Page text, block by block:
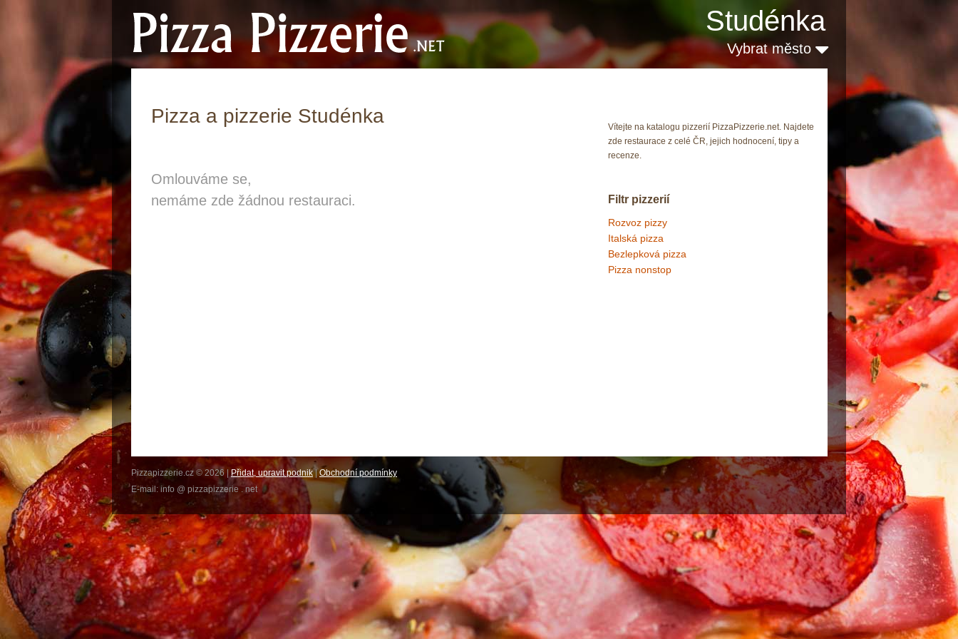
Studénka
Vybrat město
Vítejte na katalogu pizzerií PizzaPizzerie.net. Najdete
zde restaurace z celé ČR, jejich hodnocení, tipy a
recenze.
Filtr pizzerií
Rozvoz pizzy
Italská pizza
Bezlepková pizza
Pizza nonstop
Pizza a pizzerie Studénka
Omlouváme se,
nemáme zde žádnou restauraci.
Pizzapizzerie.cz © 2026 | Přidat, upravit podnik|Obchodní podmínky
E-mail: info @ pizzapizzerie . net